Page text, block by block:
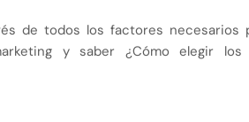
de todos los factores necesarios
y saber ¿Cómo elegir